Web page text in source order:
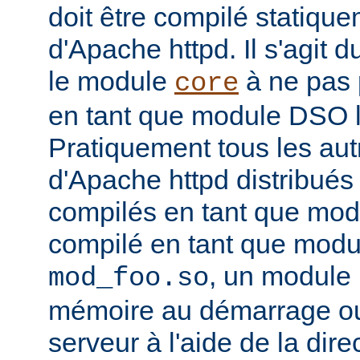
doit être compilé
d'Apache httpd. Il s'agit
le module core à ne pas
en tant que module DSO
Pratiquement tous les
d'Apache httpd
compilés en tant que
compilé en tant que
mod_foo.so, un
mémoire au démarrage
serveur à l'aide de la